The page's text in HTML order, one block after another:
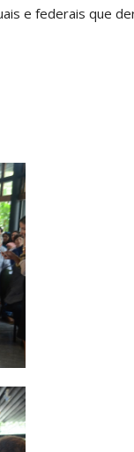
e federais que